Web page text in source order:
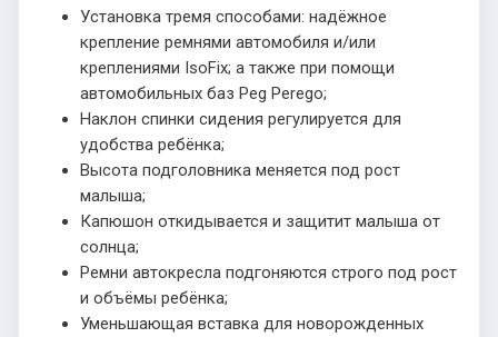
Установка тремя способами: надёжное
крепление ремнями автомобиля и/или
креплениями IsoFix; а также при помощи
автомобильных баз Peg Perego;
Наклон спинки сидения регулируется для
удобства ребёнка;
Высота подголовника меняется под рост
малыша;
Капюшон откидывается и защитит малыша от
солнца;
Ремни автокресла подгоняются строго под рост
и объёмы ребёнка;
Уменьшающая вставка для новорожденных